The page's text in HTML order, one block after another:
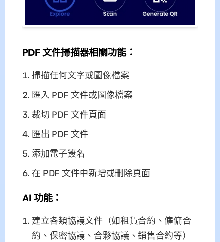
PDF 文件掃描器相關功能：
掃描任何文字或圖像檔案
匯入 PDF 文件或圖像檔案
裁切 PDF 文件頁面
匯出 PDF 文件
添加電子簽名
在 PDF 文件中新增或刪除頁面
AI 功能：
建立各類協議文件（如租賃合約、僱傭合
約、保密協議、合夥協議、銷售合約等）